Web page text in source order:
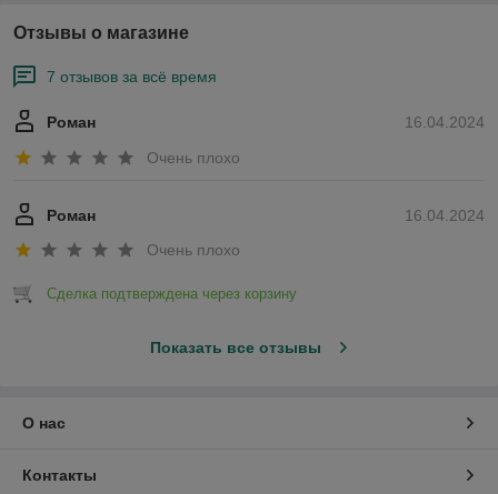
Отзывы о магазине
7 отзывов за всё время
16.04.2024
Роман
Очень плохо
16.04.2024
Роман
Очень плохо
Сделка подтверждена через корзину
Показать все отзывы
О нас
Контакты